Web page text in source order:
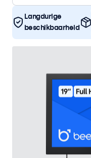
Langdurige
beschikbaarheid